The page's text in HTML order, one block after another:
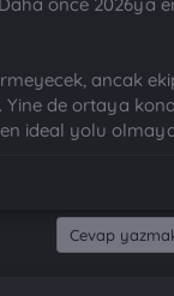
ancak
de ortaya
ideal yolu
Cevap